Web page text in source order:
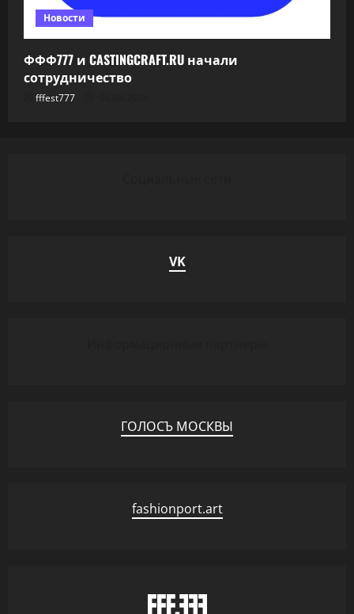
Новости
ФФФ777 и CASTINGCRAFT.RU начали
сотрудничество
fffest777
VK
ГОЛОСЪ МОСКВЫ
fashionport.art